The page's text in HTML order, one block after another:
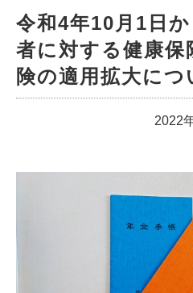
令和4年10月1日
者に対する健康保
険の適用拡大につ
2022